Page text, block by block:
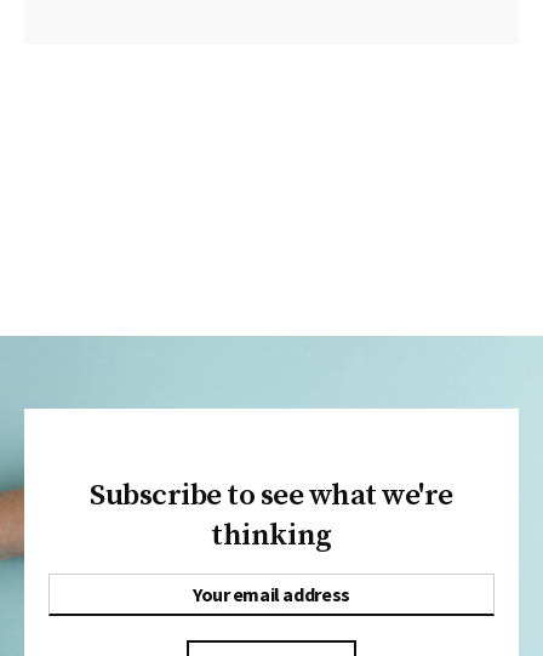
Subscribe to see what we're
thinking